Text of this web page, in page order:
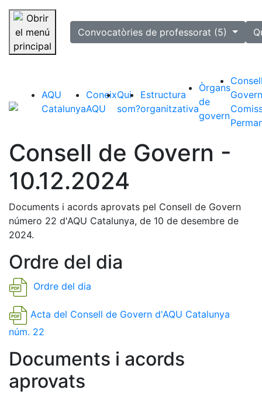
Saltar la navegació
selectedConvocatòries de professorat (5)
AQU
Catalunya
Coneix
AQU
Qui
som?
Estructura
organitzativa
Òrgans
de
govern
Consell de Govern -
10.12.2024
Documents i acords aprovats pel Consell de Govern
número 22 d'AQU Catalunya, de 10 de desembre de
2024.
Ordre del dia
Ordre del dia
Acta del Consell de Govern d'AQU Catalunya
núm. 22
Documents i acords
aprovats